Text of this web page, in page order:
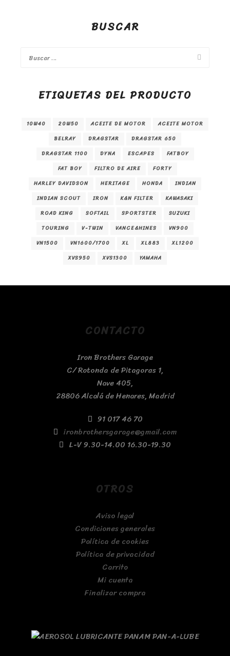
BUSCAR
ETIQUETAS DEL PRODUCTO
10W40 20W50 ACEITE DE MOTOR
ACEITE MOTOR
BELRAY
DRAGSTAR
DRAGSTAR 650
DRAGSTAR 1100
DYNA ESCAPES
FATBOY
FAT BOY
FILTRO DE AIRE
FORTY
HARLEY DAVIDSON
HERITAGE HONDA
INDIAN
INDIAN SCOUT
IRON K&N FILTER
KAWASAKI
ROAD KING
SOFTAIL SPORTSTER
SUZUKI
TOURING
V-TWIN VANCE&HINES
VN900
VN1500
VN1600/1700 XL XL883
XL1200
XVS950
XVS1300 YAMAHA
CONTACTO
Iron Brothers Garage
C/ Rotonda de Pitagoras 1,
Nave 405,
28806 Alcalá de Henares, Madrid
91 017 46 70
ironbrothersgarage@gmail.com
L-V 9.30-14.00 16.30-19.30
OTROS
Aviso legal
Condiciones generales
Política de cookies
Política de privacidad
Carrito
Mi cuenta
Finalizar compra